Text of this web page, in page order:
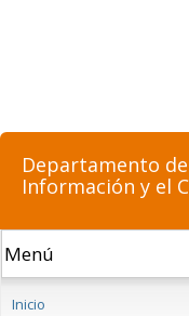
Departamento
Información y el
Inicio